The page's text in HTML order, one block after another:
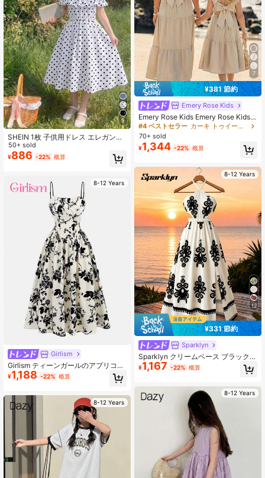
9
SHEIN 1枚 子供用ドレス エレガント
でかわいらしい フレッシュな雰囲気
パーティー ピクニック キャンパス
カジュアル バケーション デイリース
リム コールドショルダー スパゲッテ
ィストラップ Aライン ミドル丈 ウエ
スト伸縮性 フローイーシルエット ソ
フトな生地 快適で多用途 春夏シーズ
ン 誕生日外出 遊び デイリー着用に
最適 軽量で刺激のない生地が1日中
リラックスして魅力的に過ごせます
50+ sold
¥886 -22% 概算
8-12 Years
Girlism
Girlism ティーンガールのアプリコッ
トフラワープリントドレス、ルネサ
ンスドレス、夏のフォーマルプロム
¥1,188 -22% 概算
8-12 Years
7
¥381 節約
Emery Rose Kids
Emery Rose Kids Emery Rose Kids
ティーンガールのプレーンウーブン
スクエアネックフリルヘムカジュア
ルドレス ベージュ ティーンガールの
シャンパンドレス ガールズのフリル
#4 ベストセラー
カーキ トゥイーンの女の子のドレス
70+ sold
¥1,344 -22% 概算
8-12 Years
12
¥331 節約
Sparklyn
Sparklyn クリームベース ブラック
フローラル プリント ホルターネック
ウエストカットアウト スリットドレ
ンテージブラックフローラルプリン
ト、肩と首のラインを強調するホル
ターネック、優雅なシルエットのウ
エストカットアウト、調整可能なウ
エスト、フロー感のあるスリットス
カート、フリルヘム、肌触りの良い
素材、ブレンドとレトロなスタイ
ル、バケーション、軽めのパーティ
ー、アーティスティックなデートに
適しています
¥1,167 -22% 概算
8-12 Years